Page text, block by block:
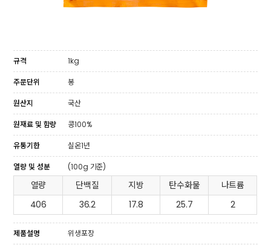
규격 1kg
주문단위 봉
원산지 국산
원재료 및 함량 콩100%
유통기한 실온1년
열량 및 성분 (100g 기준)
열량 단백질 지방 탄수화물
나트륨
406
36.2 17.8 25.7 2
제품설명 위생포장